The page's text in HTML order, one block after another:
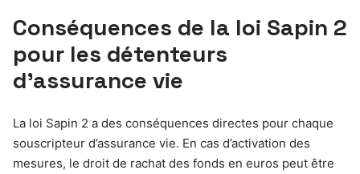
Conséquences de la loi Sapin 2
pour les détenteurs
d’assurance vie
La loi Sapin 2 a des conséquences directes pour chaque
souscripteur d’assurance vie. En cas d’activation des
mesures, le droit de rachat des fonds en euros peut être